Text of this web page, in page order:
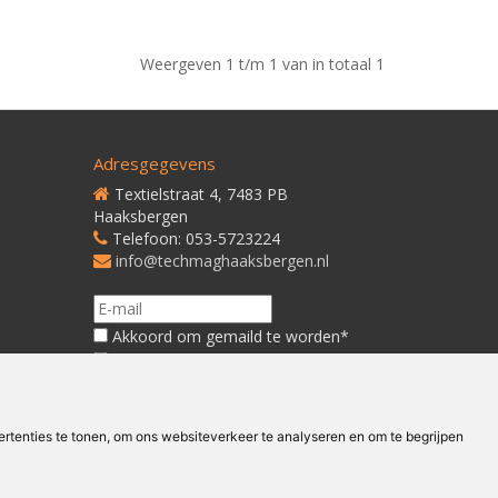
te tonen, om ons websiteverkeer te analyseren en om te begrijpen
Weergeven 1 t/m 1 van in totaal 1
Adresgegevens
Textielstraat 4, 7483 PB
Haaksbergen
Telefoon: 053-5723224
info@techmaghaaksbergen.nl
Akkoord om gemaild te worden*